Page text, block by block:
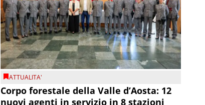
ATTUALITA'
Corpo forestale della Valle d’Aosta: 12
nuovi agenti in servizio in 8 stazioni